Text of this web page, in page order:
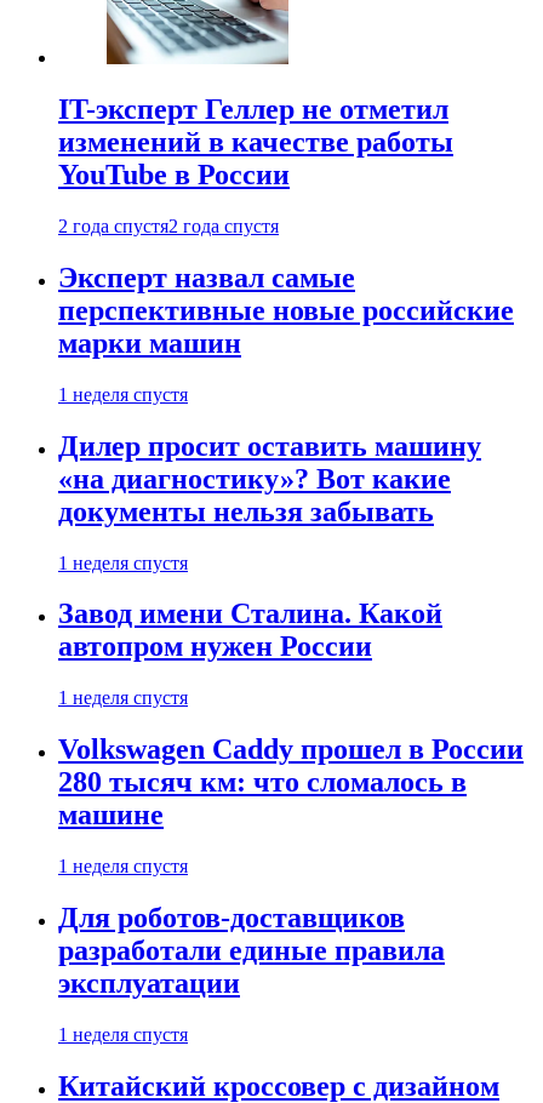
IT-эксперт Геллер не отметил
изменений в качестве работы
YouTube в России
2 года спустя2 года спустя
Эксперт назвал самые
перспективные новые российские
марки машин
1 неделя спустя
Дилер просит оставить машину
«на диагностику»? Вот какие
документы нельзя забывать
1 неделя спустя
Завод имени Сталина. Какой
автопром нужен России
1 неделя спустя
Volkswagen Caddy прошел в России
280 тысяч км: что сломалось в
машине
1 неделя спустя
Для роботов-доставщиков
разработали единые правила
эксплуатации
1 неделя спустя
Китайский кроссовер с дизайном